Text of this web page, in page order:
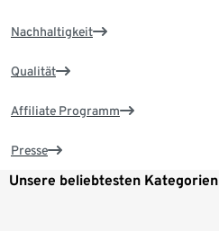
Nachhaltigkeit
Qualität
Affiliate Programm
Presse
Unsere beliebtesten Kategorien